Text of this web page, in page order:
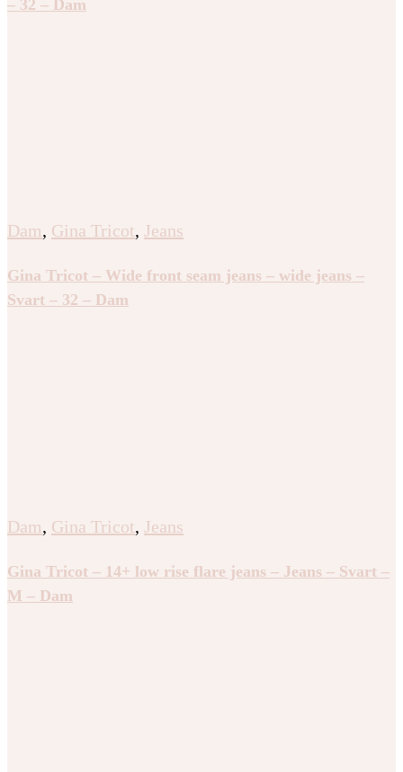
– 32 – Dam
Dam, Gina Tricot, Jeans
Gina Tricot – Wide front seam jeans – wide jeans –
Svart – 32 – Dam
Dam, Gina Tricot, Jeans
Gina Tricot – 14+ low rise flare jeans – Jeans – Svart –
M – Dam